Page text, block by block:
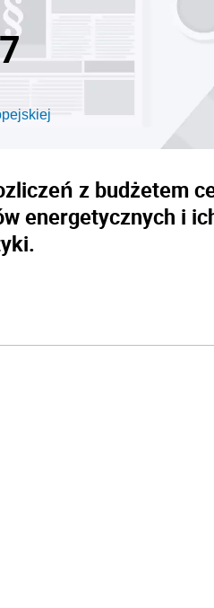
z budżetem
energetycznych i